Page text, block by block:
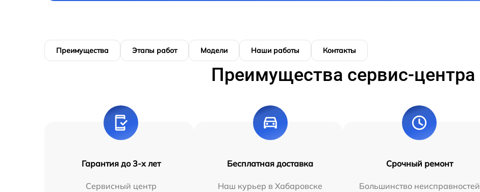
Преимущества Этапы работ Модели Наши работы Контакты
Преимущества сервис-центра
Гарантия до 3-х лет
Сервисный центр
Бесплатная доставка
Наш курьер в Хабаровске
Срочный ремонт
Большинство неисправностей